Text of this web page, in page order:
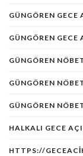
GÜNGÖREN GECE
GÜNGÖREN GECE
GÜNGÖREN
GÜNGÖREN
GÜNGÖREN
HALKALI GECE
HTTPS://